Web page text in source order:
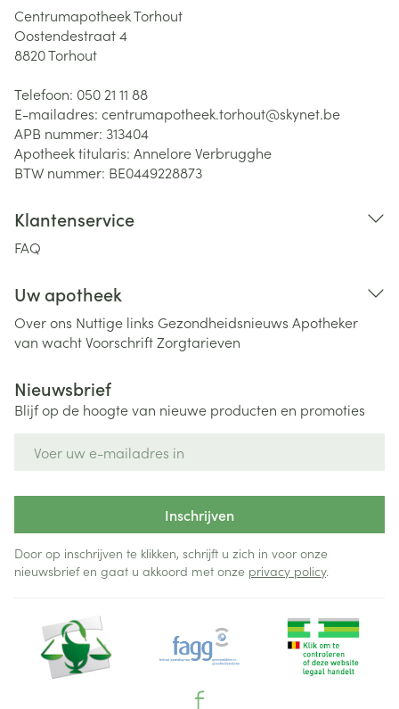
Centrumapotheek Torhout
Oostendestraat 4
8820Torhout
Telefoon: 050 21 11 88
E-mailadres: centrumapotheek.torhout@skynet.be
APB nummer: 313404
Apotheek titularis: Annelore Verbrugghe
BTW nummer: BE0449228873
Klantenservice
FAQ
Uw apotheek
Over ons Nuttige links Gezondheidsnieuws Apotheker
van wachtVoorschriftZorgtarieven
Nieuwsbrief
Blijf op de hoogte van nieuwe producten en promoties
Inschrijven
Door op inschrijven te klikken, schrijft u zich in voor onze
nieuwsbrief en gaat u akkoord met onze privacy policy.